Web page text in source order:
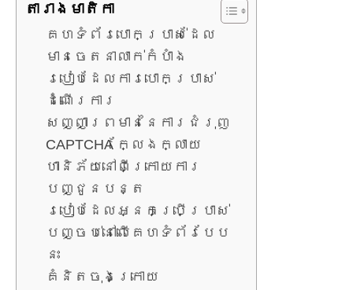
តារាង​មាតិកា
គេហទំព័របោកប្រាស់ដែល
មានចេតនាលាក់កំបាំង
របៀបដែលការបោកប្រាស់
ដំណើរការ
សញ្ញាព្រមាននៃការជំរុញ
CAPTCHA ក្លែងក្លាយ
ហានិភ័យនៅពីក្រោយការ
បញ្ជូនបន្ត
របៀបដែលអ្នកប្រើប្រាស់
បញ្ចប់នៅលើគេហទំព័របែប
នេះ
គំនិតចុងក្រោយ